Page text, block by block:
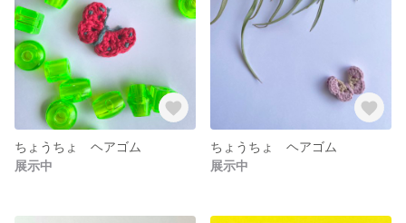
ちょうちょ ヘアゴム
展示中
ちょうちょ ヘアゴム
展示中